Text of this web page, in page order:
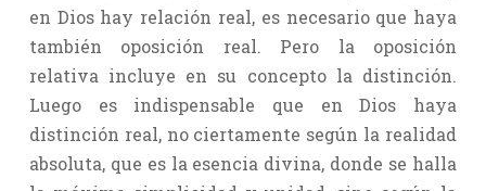
en Dios hay relación real, es necesario que haya
también oposición real. Pero la oposición
relativa incluye en su concepto la distinción.
Luego es indispensable que en Dios haya
distinción real, no ciertamente según la realidad
absoluta, que es la esencia divina, donde se halla